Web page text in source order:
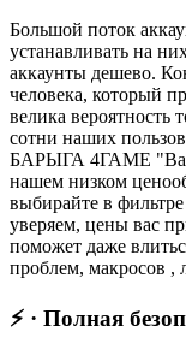
Большой поток
устанавливать на
аккаунты дешево.
человека, который
велика вероятность
сотни наших
БАРЫГА 4ГАМЕ
нашем низком
выбирайте в
уверяем, цены вас
поможет даже
проблем, макросов ,
⚡ · Полная